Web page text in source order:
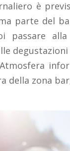
è
parte del
passare
Atmosfera
della zona